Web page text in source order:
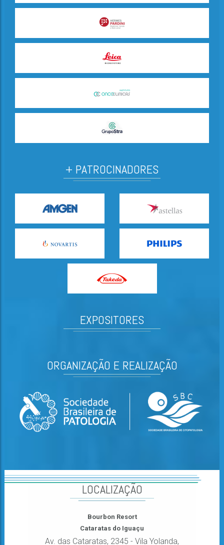
+ PATROCINADORES
EXPOSITORES
ORGANIZAÇÃO E REALIZAÇÃO
LOCALIZAÇÃO
Bourbon Resort
Cataratas do Iguaçu
Av. das Cataratas, 2345 - Vila Yolanda,